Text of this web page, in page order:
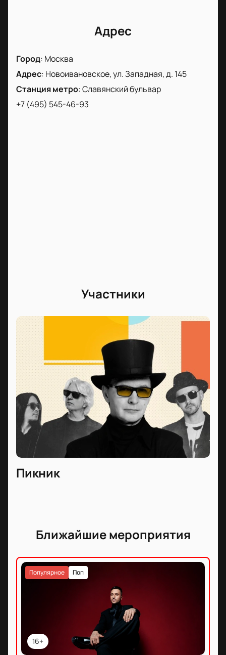
Адрес
Город: Москва
Адрес: Новоивановское, ул. Западная, д. 145
Станция метро:Славянский бульвар
+7 (495) 545-46-93
Участники
Пикник
Ближайшие мероприятия
16+
Поп
Популярное